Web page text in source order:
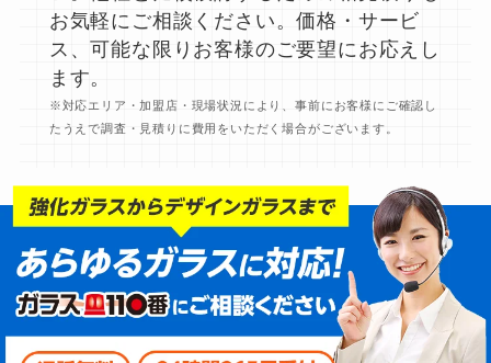
お気軽にご相談ください。価格・サービ
ス、可能な限りお客様のご要望にお応えし
ます。
※対応エリア・加盟店・現場状況により、事前にお客様にご確認し
たうえで調査・見積りに費用をいただく場合がございます。